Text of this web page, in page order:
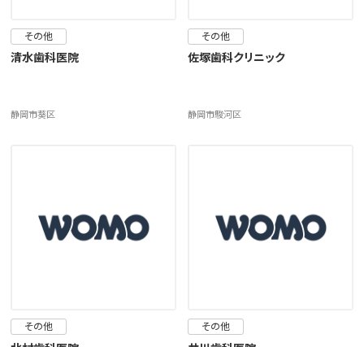
その他
清水歯科医院
静岡市葵区
その他
佐塚歯科クリニック
静岡市駿河区
その他 その他